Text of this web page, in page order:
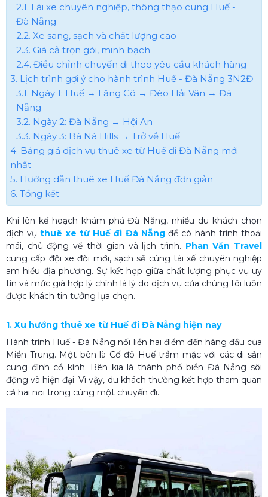
2.1. Lái xe chuyên nghiệp, thông thạo cung Huế -
Đà Nẵng
2.2. Xe sang, sạch và chất lượng cao
2.3. Giá cả trọn gói, minh bạch
2.4. Điều chỉnh chuyến đi theo yêu cầu khách hàng
3. Lịch trình gợi ý cho hành trình Huế - Đà Nẵng 3N2Đ
3.1. Ngày 1: Huế → Lăng Cô → Đèo Hải Vân → Đà
Nẵng
3.2. Ngày 2: Đà Nẵng → Hội An
3.3. Ngày 3: Bà Nà Hills → Trở về Huế
4. Bảng giá dịch vụ thuê xe từ Huế đi Đà Nẵng mới
nhất
5. Hướng dẫn thuê xe Huế Đà Nẵng​​ đơn giản
6. Tổng kết
Khi lên kế hoạch khám phá Đà Nẵng, nhiều du khách chọn
dịch vụthuê xe từ Huế đi Đà Nẵngđể có hành trình thoải
mái, chủ động về thời gian và lịch trình. Phan Văn Travel
cung cấp đội xe đời mới, sạch sẽ cùng tài xế chuyên nghiệp
am hiểu địa phương. Sự kết hợp giữa chất lượng phục vụ uy
tín và mức giá hợp lý chính là lý do dịch vụ của chúng tôi luôn
được khách tin tưởng lựa chọn.
1. Xu hướng thuê xe từ Huế đi Đà Nẵng hiện nay
Hành trình Huế - Đà Nẵng nối liền hai điểm đến hàng đầu của
Miền Trung. Một bên là Cố đô Huế trầm mặc với các di sản
cung đình cổ kính. Bên kia là thành phố biển Đà Nẵng sôi
động và hiện đại. Vì vậy, du khách thường kết hợp tham quan
cả hai nơi trong cùng một chuyến đi.